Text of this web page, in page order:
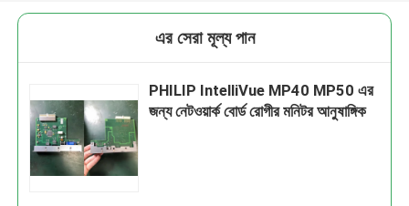
এর সেরা মূল্য পান
PHILIP IntelliVue MP40 MP50 এর
জন্য নেটওয়ার্ক বোর্ড রোগীর মনিটর আনুষাঙ্গিক